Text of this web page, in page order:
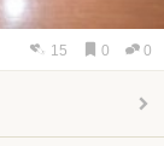
15 0 0